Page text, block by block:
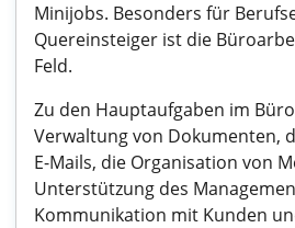
Minijobs. Besonders für
Quereinsteiger ist die
Feld.
Zu den Hauptaufgaben im
Verwaltung von Dokumenten,
E-Mails, die Organisation von
Unterstützung des
Kommunikation mit Kunden